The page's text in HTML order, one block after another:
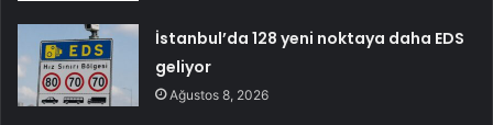
İstanbul’da 128 yeni noktaya daha EDS
geliyor
Ağustos 8, 2026